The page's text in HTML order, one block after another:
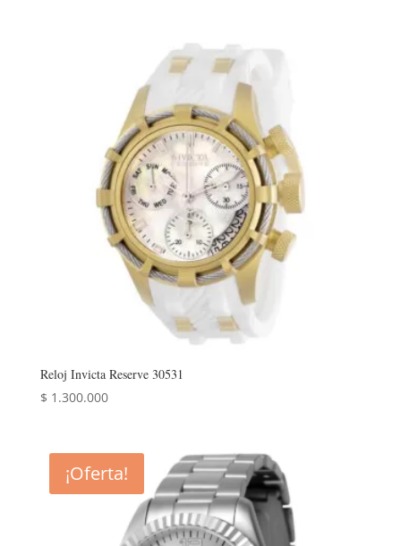
$ 462.000.
es:
$ 369.600.
Reloj Invicta Reserve 30531
$ 1.300.000
¡Oferta!